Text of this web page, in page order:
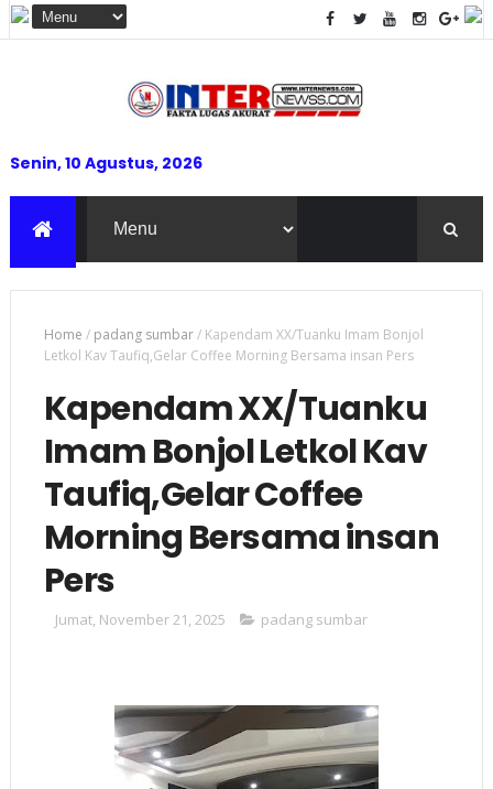
Senin, 10 Agustus, 2026
Home / padang sumbar/ Kapendam XX/Tuanku Imam Bonjol
Letkol Kav Taufiq,Gelar Coffee Morning Bersama insan Pers
Kapendam XX/Tuanku
Imam Bonjol Letkol Kav
Taufiq,Gelar Coffee
Morning Bersama insan
Pers
Jumat, November 21, 2025 padang sumbar